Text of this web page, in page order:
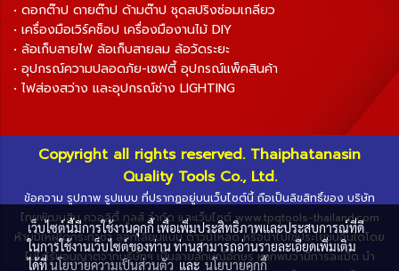
• ดอกต๊าป ดายต๊าป ด้ามต๊าป ชุดสปริงซ่อมเกลียว
• เครื่องมือเวิร์คช็อป เครื่องมืองานไม้ DIY
• ล้อเก็บสายไฟ ล้อเก็บสายลม ล้อวัดระยะ
• อุปกรณ์ความปลอดภัย-เซฟตี้ อุปกรณ์แพ็คสินค้า
• ไฟส่องสว่าง และอุปกรณ์ช่าง LIGHTING
Copyright all rights reserved. Thaiphatanasin
Quality Tools Co., Ltd.
ข้อความ รูปภาพ รูปแบบ ที่ปรากฏอยู่บนเว็บไซต์นี้ ถือเป็นลิขสิทธิ์ของ บริษัท
ไทยพัฒนสิน ควอลิตี้ ทูลส์ จำกัด และเว็บไซต์ www.tpqtools-thailand.com
ห้ามมิให้ผู้ใดกระทำซ้ำ ลอกเลียนแบบ ดาวน์โหลด หรือนำไปใช้ประโยชน์อื่นใดโดย
ไม่ได้รับอนุญาตจากบริษัทฯ เป็นลายลักษณ์อักษร หากพบว่ามีการละเมิด นำ
เว็บไซต์นี้มีการใช้งานคุกกี้ เพื่อเพิ่มประสิทธิภาพและประสบการณ์ที่ดี
ในการใช้งานเว็บไซต์ของท่าน ท่านสามารถอ่านรายละเอียดเพิ่มเติม
ได้ที่นโยบายความเป็นส่วนตัวและนโยบายคุกกี้